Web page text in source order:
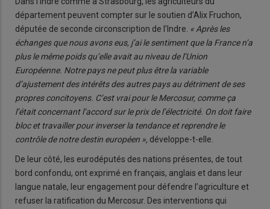
département peuvent compter sur le soutien d’Alix Fruchon,
députée de seconde circonscription de l’Indre. « Après les
échanges que nous avons eus, j’ai le sentiment que la France n’a
plus le même poids qu’elle avait au niveau de l’Union
Européenne. Notre pays ne peut plus être la variable
d’ajustement des intérêts des autres pays au détriment de ses
propres concitoyens. C’est vrai pour le Mercosur, comme ça
l’était concernant l’accord sur le prix de l’électricité. On doit faire
bloc et travailler pour inverser la tendance et reprendre le
contrôle de notre destin européen », développe-t-elle.
De leur côté, les eurodéputés des nations présentes, de tout
bord confondu, ont exprimé en français, anglais et dans leur
langue natale, leur engagement pour défendre l’agriculture et
refuser la ratification du Mercosur. Des interventions qui